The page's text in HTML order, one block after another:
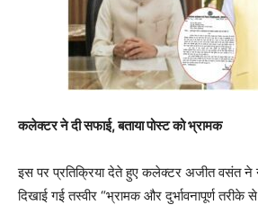
कलेक्टर ने दी सफाई, बताया पोस्ट को भ्रामक
इस पर प्रतिक्रिया देते हुए कलेक्टर अजीत वसंत ने
दिखाई गई तस्वीर “भ्रामक और दुर्भावनापूर्ण तरीके